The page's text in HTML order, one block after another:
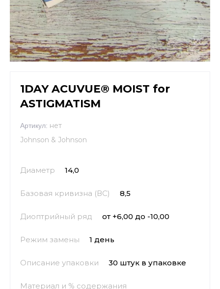
1DAY ACUVUE® MOIST for
ASTIGMATISM
Артикул: нет
Johnson & Johnson
Диаметр 14,0
Базовая кривизна (ВС) 8,5
Диоптрийный ряд от +6,00 до -10,00
Режим замены 1 день
Описание упаковки 30 штук в упаковке
Материал и % содержания